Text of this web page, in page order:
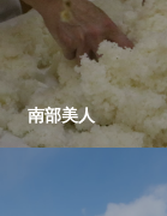
南部美人